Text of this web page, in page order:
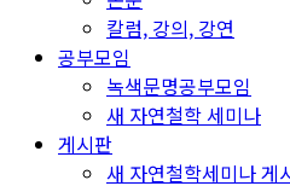
칼럼, 강의, 강연
공부모임
녹색문명공부모임
새 자연철학 세미나
게시판
새 자연철학세미나 게